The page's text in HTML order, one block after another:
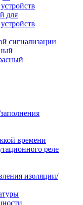
для
сигнализации
времени
реле
изоляции/